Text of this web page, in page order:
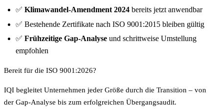
✅ Klimawandel-Amendment 2024 bereits jetzt anwendbar
✅ Bestehende Zertifikate nach ISO 9001:2015 bleiben gültig
✅ Frühzeitige Gap-Analyse und schrittweise Umstellung
empfohlen
Bereit für die ISO 9001:2026?
IQI begleitet Unternehmen jeder Größe durch die Transition – von
der Gap-Analyse bis zum erfolgreichen Übergangsaudit.